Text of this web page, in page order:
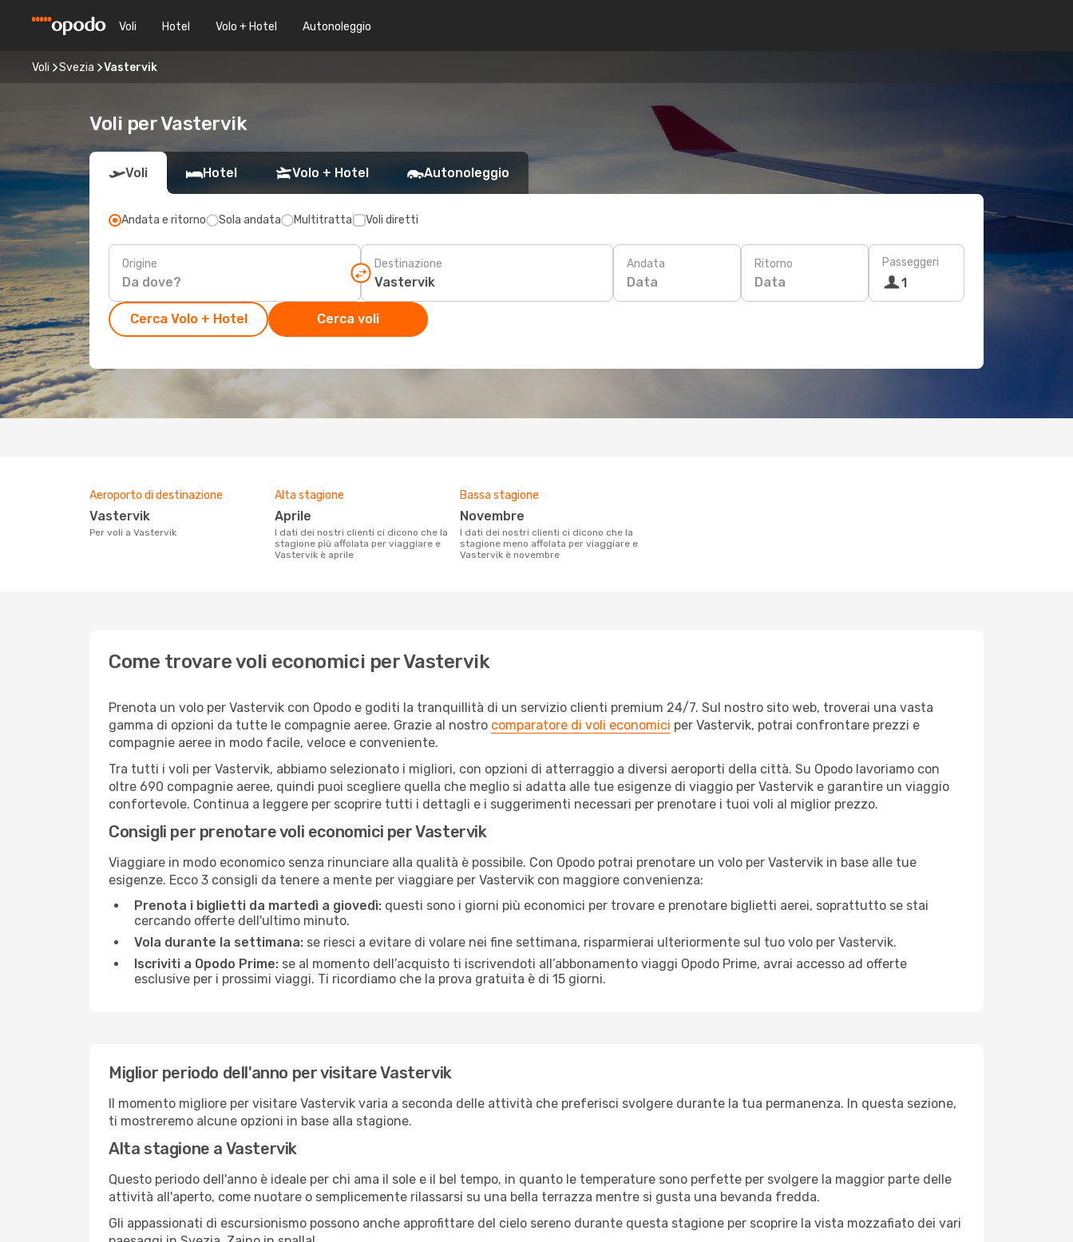
Voli Hotel Volo + Hotel Autonoleggio
Voli Svezia Vastervik
Voli per Vastervik
Voli Hotel Volo + Hotel Autonoleggio
Andata e ritorno Sola andata Multitratta Voli diretti
Origine Destinazione Andata
Data
Ritorno
Data
Passeggeri
1
Cerca Volo + Hotel Cerca voli
Aeroporto di destinazione
Vastervik
Per voli a Vastervik
Alta stagione
aprile
I dati dei nostri clienti ci dicono che la
stagione più affolata per viaggiare e
Vastervik è aprile
Bassa stagione
novembre
I dati dei nostri clienti ci dicono che la
stagione meno affolata per viaggiare e
Vastervik è novembre
Come trovare voli economici per Vastervik
Prenota un volo per Vastervik con Opodo e goditi la tranquillità di un servizio clienti premium 24/7. Sul nostro sito web, troverai una vasta
gamma di opzioni da tutte le compagnie aeree. Grazie al nostro comparatore di voli economici per Vastervik, potrai confrontare prezzi e
compagnie aeree in modo facile, veloce e conveniente.
Tra tutti i voli per Vastervik, abbiamo selezionato i migliori, con opzioni di atterraggio a diversi aeroporti della città. Su Opodo lavoriamo con
oltre 690 compagnie aeree, quindi puoi scegliere quella che meglio si adatta alle tue esigenze di viaggio per Vastervik e garantire un viaggio
confortevole. Continua a leggere per scoprire tutti i dettagli e i suggerimenti necessari per prenotare i tuoi voli al miglior prezzo.
Consigli per prenotare voli economici per Vastervik
Viaggiare in modo economico senza rinunciare alla qualità è possibile. Con Opodo potrai prenotare un volo per Vastervik in base alle tue
esigenze. Ecco 3 consigli da tenere a mente per viaggiare per Vastervik con maggiore convenienza:
Prenota i biglietti da martedì a giovedì: questi sono i giorni più economici per trovare e prenotare biglietti aerei, soprattutto se stai
cercando offerte dell'ultimo minuto.
Vola durante la settimana: se riesci a evitare di volare nei fine settimana, risparmierai ulteriormente sul tuo volo per Vastervik.
Iscriviti a Opodo Prime: se al momento dell’acquisto ti iscrivendoti all’abbonamento viaggi Opodo Prime, avrai accesso ad offerte
esclusive per i prossimi viaggi. Ti ricordiamo che la prova gratuita è di 15 giorni.
Miglior periodo dell'anno per visitare Vastervik
Il momento migliore per visitare Vastervik varia a seconda delle attività che preferisci svolgere durante la tua permanenza. In questa sezione,
ti mostreremo alcune opzioni in base alla stagione.
Alta stagione a Vastervik
Questo periodo dell'anno è ideale per chi ama il sole e il bel tempo, in quanto le temperature sono perfette per svolgere la maggior parte delle
attività all'aperto, come nuotare o semplicemente rilassarsi su una bella terrazza mentre si gusta una bevanda fredda.
Gli appassionati di escursionismo possono anche approfittare del cielo sereno durante questa stagione per scoprire la vista mozzafiato dei vari